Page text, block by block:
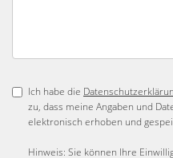
Ich habe die
zu, dass meine Angaben und
elektronisch erhoben und
Hinweis: Sie können Ihre